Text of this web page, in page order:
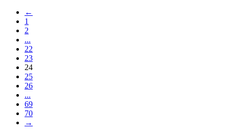
←
1
2
...
22
23
24
25
26
...
69
70
→